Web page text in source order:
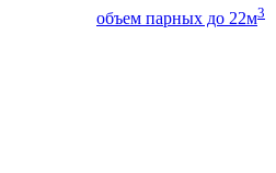
объем парных до 22м3